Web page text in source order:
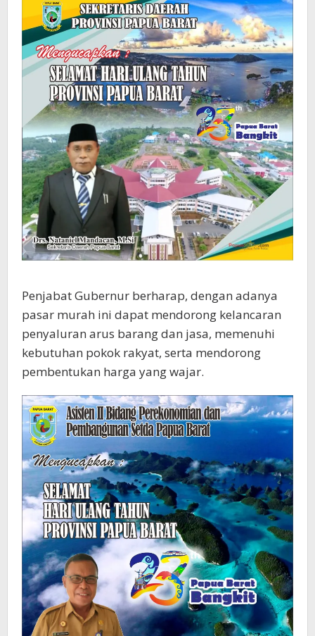
Penjabat Gubernur berharap, dengan adanya
pasar murah ini dapat mendorong kelancaran
penyaluran arus barang dan jasa, memenuhi
kebutuhan pokok rakyat, serta mendorong
pembentukan harga yang wajar.